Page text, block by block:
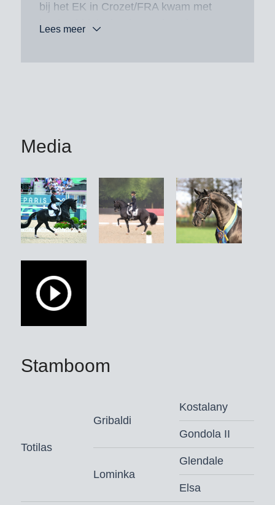
bij het EK in Crozet/FRA kwam met
het inmiddels tiende resultaat boven
Deense Herning/DEN. In 2019 had hij
de Louisdor-Preis gewonnen, iets wat
nog geen andere hengst in de lange
geschiedenis van de twee
belangrijkste jongepaardproeven ooit
een absoluut indrukwekkende manier
– en duidelijk voor de sterke
concurrentie.
Zijn carrière begon hij als Zweedse
dressuurpaardenkampioen, finalist
WK-jonge dressuurpaarden (6j.) en
Zonder twijfel: Total Hope heeft het
talent voor de hoogste graad van
verzameling van zijn ouders, de
wereldpaarden Totilas en Weihegold
OLD, geërfd – en geeft dit door aan
Lees meer
Media
Stamboom
Totilas
Gribaldi
Kostalany
Gondola II
Lominka
Glendale
Elsa